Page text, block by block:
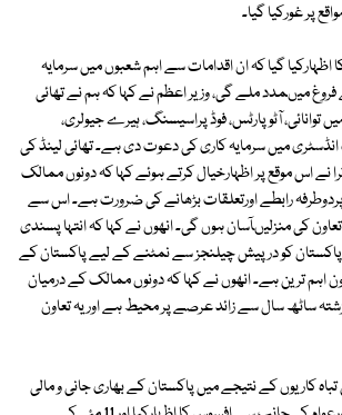
پر غورکیا گیا۔
گیا کہ ان اقدامات سے اہم شعبوں میں سرمایہ
فروغ میںمدد ملے گی، وزیر اعظم نے کہا کہ ہم نے تھائی
توانائی، آٹو پارٹس، فوڈ پراسیسنگ، ہیرے جیولری،
انڈسٹری میں سرمایہ کاری کی دعوت دی ہے۔ تھائی لینڈ کی
نے اس موقع پر اظہارخیال کرتے ہوئے کہا کہ دونوں ممالک
رابطے اورتعلقات بڑھانے کی ضرورت ہے۔ اس سے
کی منزلیںآسان ہوں گی۔ انھوں نے کہا کہ انتہا پسندی
کو درپیش چیلنجز سے نمٹنے کے لیے پاکستان کے
اہم ترین ہے۔ انھوں نے کہا کہ دونوں ممالک کے درمیان
ساٹھ سال سے زائد عرصے پر محیط ہے اور یہ تعاون
کاریوں کے نتیجے میں پاکستان کے بھاری جانی و مالی